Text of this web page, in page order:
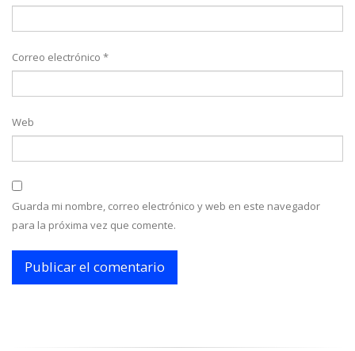
Correo electrónico *
Web
Guarda mi nombre, correo electrónico y web en este navegador
para la próxima vez que comente.